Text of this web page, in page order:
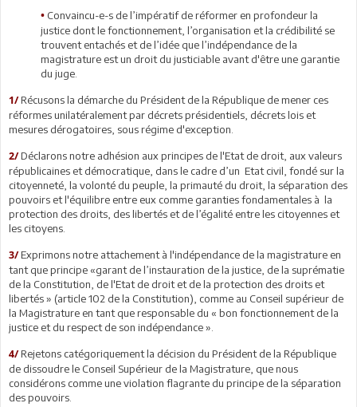
• Convaincu-e-s de l’impératif de réformer en profondeur la
justice dont le fonctionnement, l’organisation et la crédibilité se
trouvent entachés et de l’idée que l’indépendance de la
magistrature est un droit du justiciable avant d'être une garantie
du juge.
1/Récusons la démarche du Président de la République de mener ces
réformes unilatéralement par décrets présidentiels, décrets lois et
mesures dérogatoires, sous régime d'exception.
2/Déclarons notre adhésion aux principes de l'Etat de droit, aux valeurs
républicaines et démocratique, dans le cadre d’un Etat civil, fondé sur la
citoyenneté, la volonté du peuple, la primauté du droit, la séparation des
pouvoirs et l'équilibre entre eux comme garanties fondamentales à la
protection des droits, des libertés et de l’égalité entre les citoyennes et
les citoyens.
3/Exprimons notre attachement à l'indépendance de la magistrature en
tant que principe «garant de l’instauration de la justice, de la suprématie
de la Constitution, de l'Etat de droit et de la protection des droits et
libertés » (article 102 de la Constitution), comme au Conseil supérieur de
la Magistrature en tant que responsable du « bon fonctionnement de la
justice et du respect de son indépendance ».
4/Rejetons catégoriquement la décision du Président de la République
de dissoudre le Conseil Supérieur de la Magistrature, que nous
considérons comme une violation flagrante du principe de la séparation
des pouvoirs.